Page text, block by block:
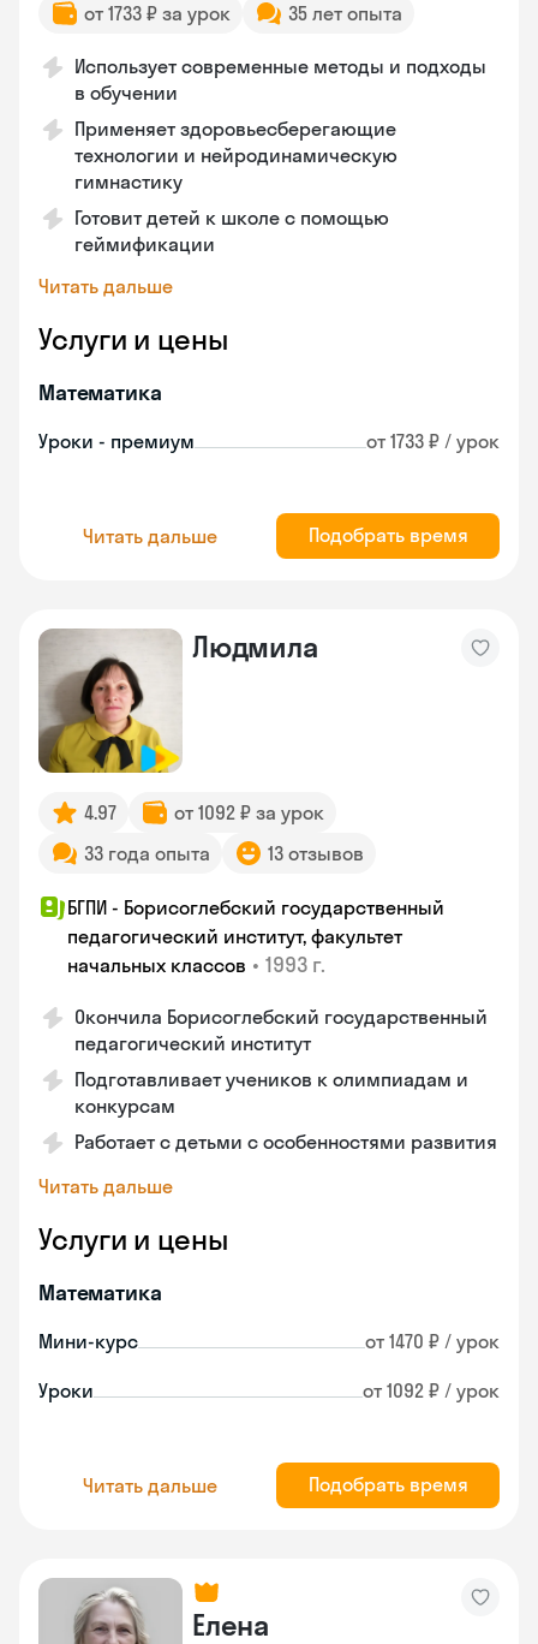
от 1733 ₽ за урок 35 лет опыта
Использует современные методы и подходы
в обучении
Применяет здоровьесберегающие
технологии и нейродинамическую
гимнастику
Готовит детей к школе с помощью
геймификации
Читать дальше
Услуги и цены
Математика
Уроки - премиум от 1733 ₽ / урок
Читать дальше Подобрать время
Людмила
4.97
от 1092 ₽ за урок
33 года опыта
13 отзывов
БГПИ - Борисоглебский государственный
педагогический институт, факультет
начальных классов • 1993 г.
Окончила Борисоглебский государственный
педагогический институт
Подготавливает учеников к олимпиадам и
конкурсам
Работает с детьми с особенностями развития
Читать дальше
Услуги и цены
Математика
Мини-курс от 1470 ₽ / урок
Уроки от 1092 ₽ / урок
Читать дальше Подобрать время
Елена